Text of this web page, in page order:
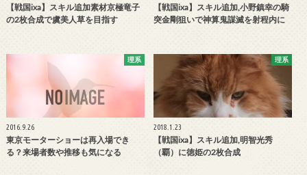
【戦国ixa】スキル追加素材京極竜子
の2枚合成で虞美人草を目指す
【戦国ixa】スキル追加,小野鎮幸の騎
突金剛狙いで神算鬼謀滅を射程内に
理系
2016.9.26
東京モーターショーは再入場でき
る？来場者数や推移も気になる
理系
2018.1.23
【戦国ixa】スキル追加,明智光秀
（覇）に徳姫の2枚合成